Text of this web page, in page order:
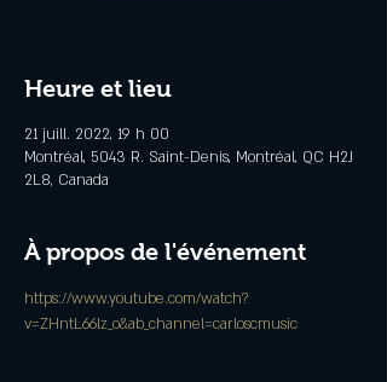
Heure et lieu
21 juill. 2022, 19 h 00
Montréal, 5043 R. Saint-Denis, Montréal, QC H2J
2L8, Canada
À propos de l'événement
https://www.youtube.com/watch?
v=ZHntL66lz_o&ab_channel=carloscmusic